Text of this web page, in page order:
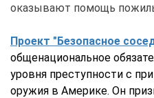
оказывают помощь
Проект "Безопасное
общенациональное
уровня преступности с
оружия в Америке. Он